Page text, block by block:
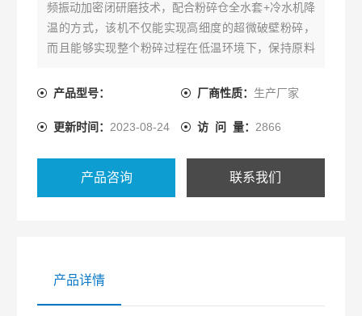
频振动加密闭研磨技术，配合粉碎仓全水套+冷水机降
温的方式，该机不仅能实现高细度的超微破壁粉碎，
而且能够实现整个粉碎过程在低温环境下，保持原料
干法粉碎也可应用于湿法粉碎。
产品型号： 厂商性质： 生产厂家
更新时间： 2023-08-24 访 问 量： 2866
产品咨询 联系我们
产品详情